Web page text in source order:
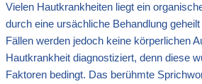
Vielen Hautkrankheiten liegt ein
durch eine ursächliche Behandlung
Fällen werden jedoch keine körperlichen
Hautkrankheit diagnostiziert, denn diese
Faktoren bedingt. Das berühmte